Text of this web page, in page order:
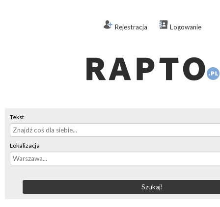
Rejestracja Logowanie
Tekst
Lokalizacja